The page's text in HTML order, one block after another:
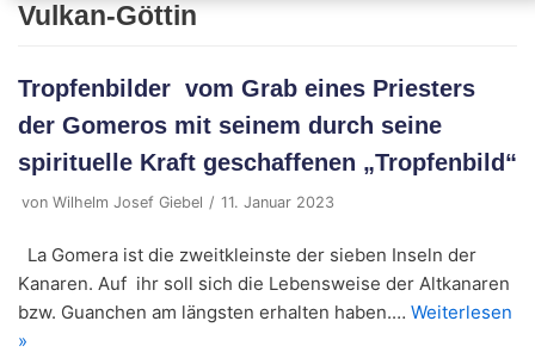
Vulkan-Göttin
Tropfenbilder vom Grab eines Priesters
der Gomeros mit seinem durch seine
spirituelle Kraft geschaffenen „Tropfenbild“
von Wilhelm Josef Giebel 11. Januar 2023
La Gomera ist die zweitkleinste der sieben Inseln der
Kanaren. Auf ihr soll sich die Lebensweise der Altkanaren
bzw. Guanchen am längsten erhalten haben.… Weiterlesen
»